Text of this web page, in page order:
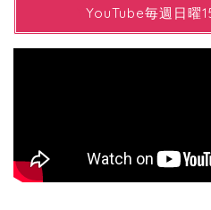
YYouTube毎週日曜